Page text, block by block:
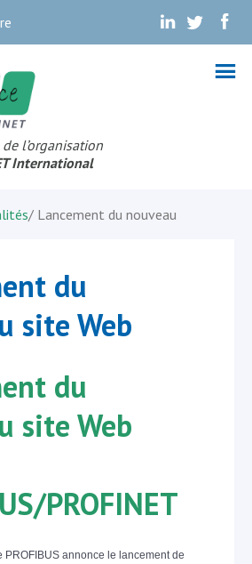
. . .
l’organisation
International
/ Lancement du nouveau
du
site Web
du
site Web
PROFINET
PROFIBUS annonce le lancement de